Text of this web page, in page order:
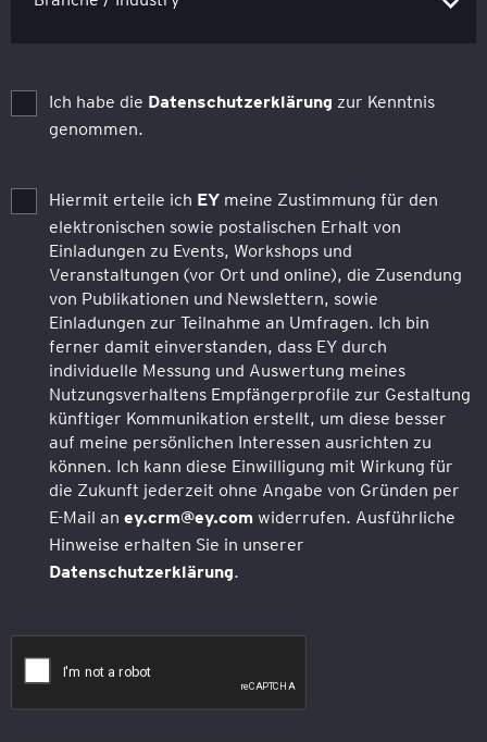
Ich habe die Datenschutzerklärung zur Kenntnis
genommen.
Hiermit erteile ich EY meine Zustimmung für den
elektronischen sowie postalischen Erhalt von
Einladungen zu Events, Workshops und
Veranstaltungen (vor Ort und online), die Zusendung
von Publikationen und Newslettern, sowie
Einladungen zur Teilnahme an Umfragen. Ich bin
ferner damit einverstanden, dass EY durch
individuelle Messung und Auswertung meines
Nutzungsverhaltens Empfängerprofile zur Gestaltung
künftiger Kommunikation erstellt, um diese besser
auf meine persönlichen Interessen ausrichten zu
können. Ich kann diese Einwilligung mit Wirkung für
die Zukunft jederzeit ohne Angabe von Gründen per
E-Mail an ey.crm@ey.com widerrufen. Ausführliche
Hinweise erhalten Sie in unserer
Datenschutzerklärung.